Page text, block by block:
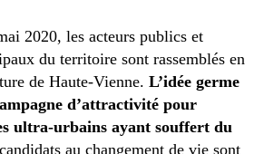
2020, les acteurs publics et
du territoire sont rassemblés en
de Haute-Vienne. L’idée germe
d’attractivité pour
ultra-urbains ayant souffert du
au changement de vie sont